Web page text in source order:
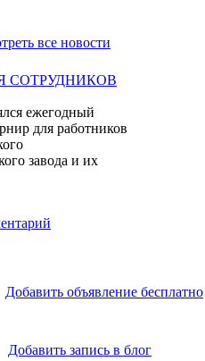
все новости
СОТРУДНИКОВ
ежегодный
для работников
завода и их
Добавить объявление бесплатно
Добавить запись в блог